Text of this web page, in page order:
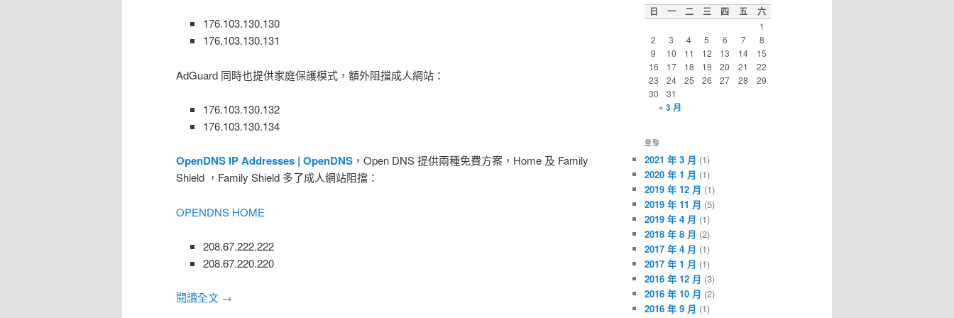
176.103.130.130
176.103.130.131
AdGuard 同時也提供家庭保護模式，額外阻擋成人網站：
176.103.130.132
176.103.130.134
OpenDNS IP Addresses | OpenDNS ，Open DNS 提供兩種免費方案，Home 及 Family
Shield ，Family Shield 多了成人網站阻擋：
OPENDNS HOME
208.67.222.222
208.67.220.220
閱讀全文 →
日 一 二 三 四 五 六
1
2
3 4 5 6 7
8
9
10 11 12 13 14
15
16
17 18 19 20 21
22
23
24 25 26 27 28
29
30
31
« 3 月
彙整
2021 年 3 月 (1)
2020 年 1 月 (1)
2019 年 12 月 (1)
2019 年 11 月 (5)
2019 年 4 月 (1)
2018 年 8 月 (2)
2017 年 4 月 (1)
2017 年 1 月 (1)
2016 年 12 月 (3)
2016 年 10 月 (2)
2016 年 9 月 (1)